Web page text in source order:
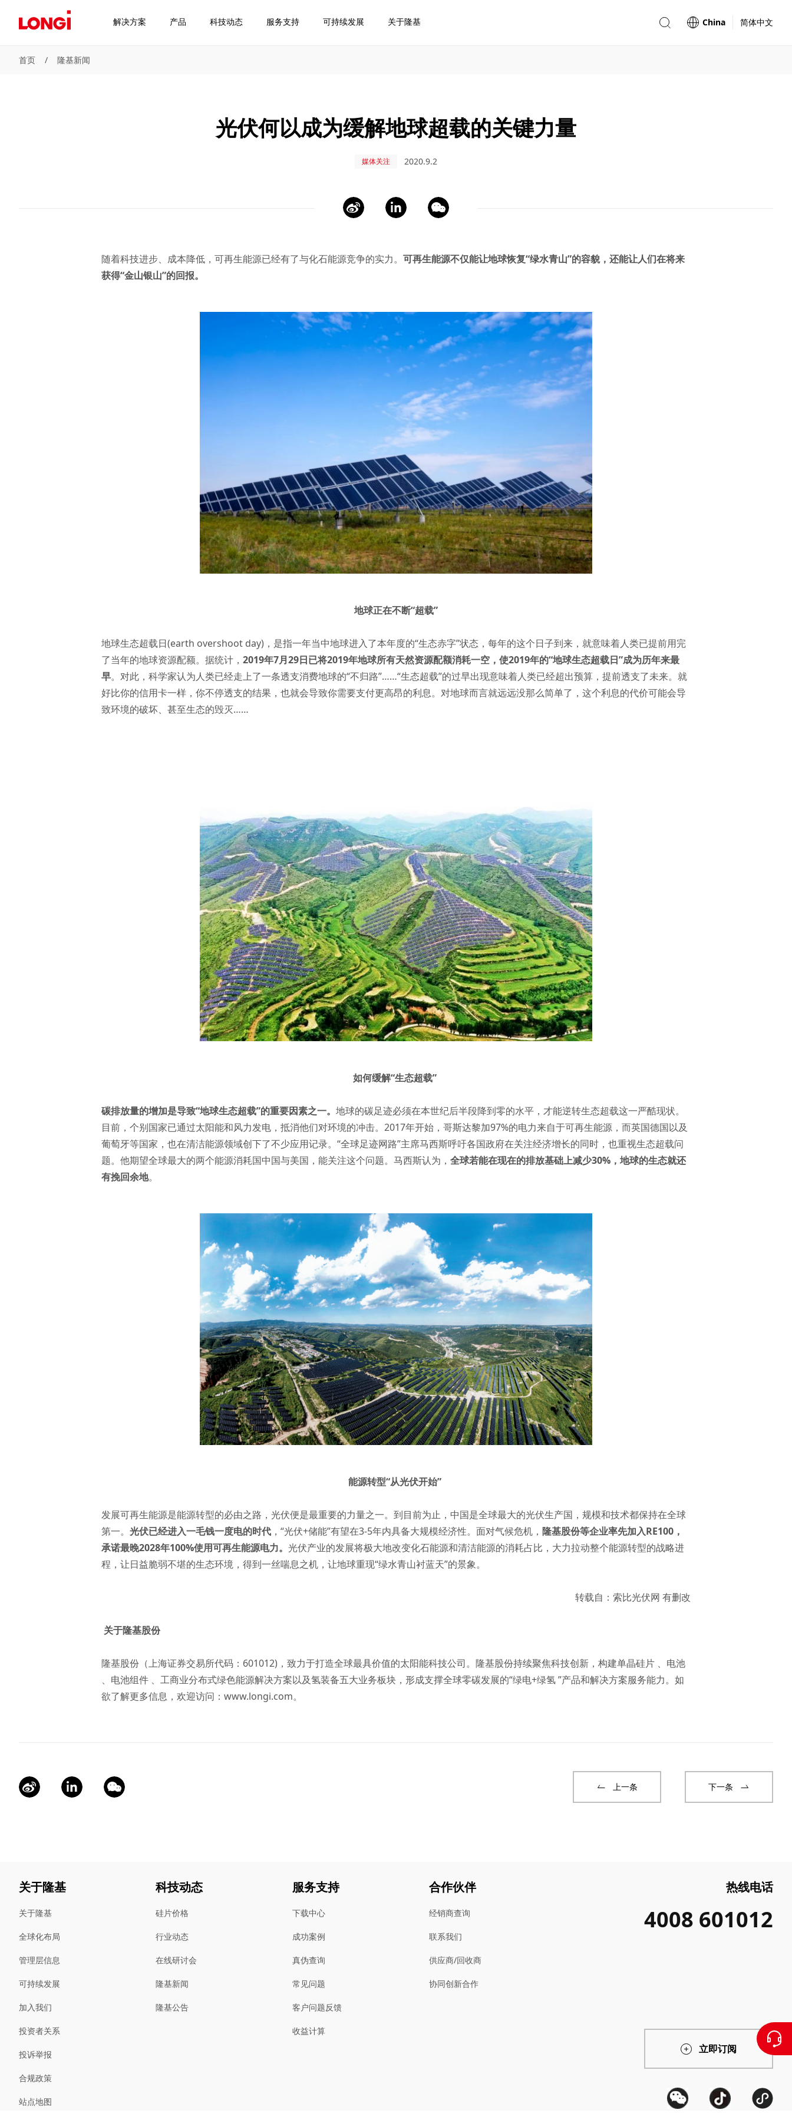
解决方案 产品 科技动态 服务支持 可持续发展 关于隆基 China 简体中文
首页 / 隆基新闻
光伏何以成为缓解地球超载的关键力量
媒体关注 2020.9.2
随着科技进步、成本降低，可再生能源已经有了与化石能源竞争的实力。 可再生能源不仅能让地球恢复“绿水青山”的容貌，还能让人们在将来
获得“金山银山”的回报。
地球正在不断“超载”
地球生态超载日(earth overshoot day)，是指一年当中地球进入了本年度的“生态赤字”状态，每年的这个日子到来，就意味着人类已提前用完
了当年的地球资源配额。据统计， 2019年7月29日已将2019年地球所有天然资源配额消耗一空，使2019年的“地球生态超载日”成为历年来最
早。对此，科学家认为人类已经走上了一条透支消费地球的“不归路”……“生态超载”的过早出现意味着人类已经超出预算，提前透支了未来。就
好比你的信用卡一样，你不停透支的结果，也就会导致你需要支付更高昂的利息。对地球而言就远远没那么简单了，这个利息的代价可能会导
致环境的破坏、甚至生态的毁灭……
如何缓解“生态超载”
碳排放量的增加是导致“地球生态超载”的重要因素之一。 地球的碳足迹必须在本世纪后半段降到零的水平，才能逆转生态超载这一严酷现状。
目前，个别国家已通过太阳能和风力发电，抵消他们对环境的冲击。2017年开始，哥斯达黎加97%的电力来自于可再生能源，而英国德国以及
葡萄牙等国家，也在清洁能源领域创下了不少应用记录。“全球足迹网路”主席马西斯呼吁各国政府在关注经济增长的同时，也重视生态超载问
题。他期望全球最大的两个能源消耗国中国与美国，能关注这个问题。马西斯认为， 全球若能在现在的排放基础上减少30%，地球的生态就还
有挽回余地。
能源转型“从光伏开始”
发展可再生能源是能源转型的必由之路，光伏便是最重要的力量之一。到目前为止，中国是全球最大的光伏生产国，规模和技术都保持在全球
第一。 光伏已经进入一毛钱一度电的时代 ，“光伏+储能”有望在3-5年内具备大规模经济性。面对气候危机， 隆基股份等企业率先加入RE100，
承诺最晚2028年100%使用可再生能源电力。 光伏产业的发展将极大地改变化石能源和清洁能源的消耗占比，大力拉动整个能源转型的战略进
程，让日益脆弱不堪的生态环境，得到一丝喘息之机，让地球重现“绿水青山衬蓝天”的景象。
转载自：索比光伏网 有删改
关于隆基股份
隆基股份（上海证券交易所代码：601012)，致力于打造全球最具价值的太阳能科技公司。隆基股份持续聚焦科技创新，构建单晶硅片 、电池
、电池组件 、工商业分布式绿色能源解决方案以及氢装备五大业务板块，形成支撑全球零碳发展的“绿电+绿氢 ”产品和解决方案服务能力。如
欲了解更多信息，欢迎访问： www.longi.com。
上一条 下一条
关于隆基
关于隆基
全球化布局
管理层信息
可持续发展
加入我们
投资者关系
投诉举报
合规政策
站点地图
科技动态
硅片价格
行业动态
在线研讨会
隆基新闻
隆基公告
服务支持
下载中心
成功案例
真伪查询
常见问题
客户问题反馈
收益计算
合作伙伴
经销商查询
联系我们
供应商/回收商
协同创新合作
热线电话
4008 601012
立即订阅